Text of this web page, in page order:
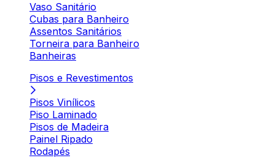
Vaso Sanitário
Cubas para Banheiro
Assentos Sanitários
Torneira para Banheiro
Banheiras
Pisos e Revestimentos
Pisos Vinílicos
Piso Laminado
Pisos de Madeira
Painel Ripado
Rodapés